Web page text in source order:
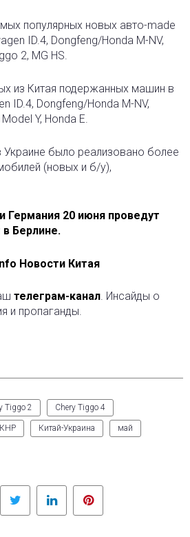
популярных новых авто-made
ID.4, Dongfeng/Honda M-NV,
2, MG HS.
из Китая подержанных машин в
ID.4, Dongfeng/Honda M-NV,
Y, Honda E.
Украине было реализовано более
(новых и б/у),
Германия 20 июня проведут
Берлине.
Новости Китая
телеграм-канал. Инсайды о
и пропаганды.
Tiggo 2 Chery Tiggo 4
КНР Китай-Украина май
Facebook Twitter LinkedIn